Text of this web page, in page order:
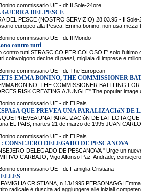
commissario UE - di: Il Sole-24ore
DEL PESCE
DEL PESCE (NOSTRO SERVIZIO) 28.03.95 - Il
europeo alla Pesca, Emma bonino, non usa mezzi
commissario UE - di: Il Mondo
contro tutti
tutti STRASCICO PERICOLOSO E' solo l'ultimo
coinvolgono decine di paesi, migliaia di imprese e
commissario UE - di: The European
EMMA BONINO, THE COMMISSIONER
BONINO, THE COMMISSIONER BATTLING
RISK CREATING A JUNGLE" The popular
commissario UE - di: El Pais
QUE PREVEA UNA PARALIZACIóN DE
QUE PREVEA UNA PARALIZACIóN DE LA FLOTA
EL PAIS, martes 21 de marzo de 1995 JUAN
commissario UE - di: El Pais
CONSEJERO DELEGADO DE PESCANOVA
DELEGADO DE PESCANOVA " Urge un
CARBAJO, Vigo Alfonso Paz-Andrade,
commissario UE - di: Famiglia Cristiana
CRISTIANA, n 13/1995 PERSONAGGI
radicale è riuscita ad aggiungere alle iniziali